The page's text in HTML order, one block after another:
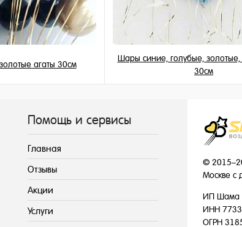
агаты 30см
Шары синие, голубые,
30см
Помощь и сервисы
Главная
Отзывы
Акции
Услуги
©
Москве с
ИП Шама
ИНН
ОГРН